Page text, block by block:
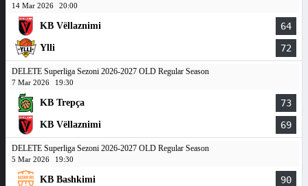
14 Mar 2026 20:00
KB Vëllaznimi 64
Ylli 72
DELETE Superliga Sezoni 2026-2027 OLD Regular Season
7 Mar 2026 19:30
KB Trepça 73
KB Vëllaznimi 69
DELETE Superliga Sezoni 2026-2027 OLD Regular Season
5 Mar 2026 19:30
KB Bashkimi 90